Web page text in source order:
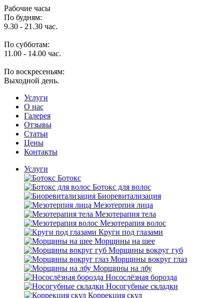
Рабочие часы
По будням:
9.30 - 21.30 час.
По субботам:
11.00 - 14.00 час.
По воскресеньям:
Выходной день.
Услуги
O нас
Галерея
Отзывы
Статьи
Цены
Контакты
Услуги
Ботокс
Ботокс для волос
Биоревитализация
Мезотерпия лица
Мезотерапия тела
Мезотерапия волос
Круги под глазами
Морщины на шее
Морщины вокруг губ
Морщины вокруг глаз
Морщины на лбу
Носослёзная борозда
Носогубные складки
Коррекция скул